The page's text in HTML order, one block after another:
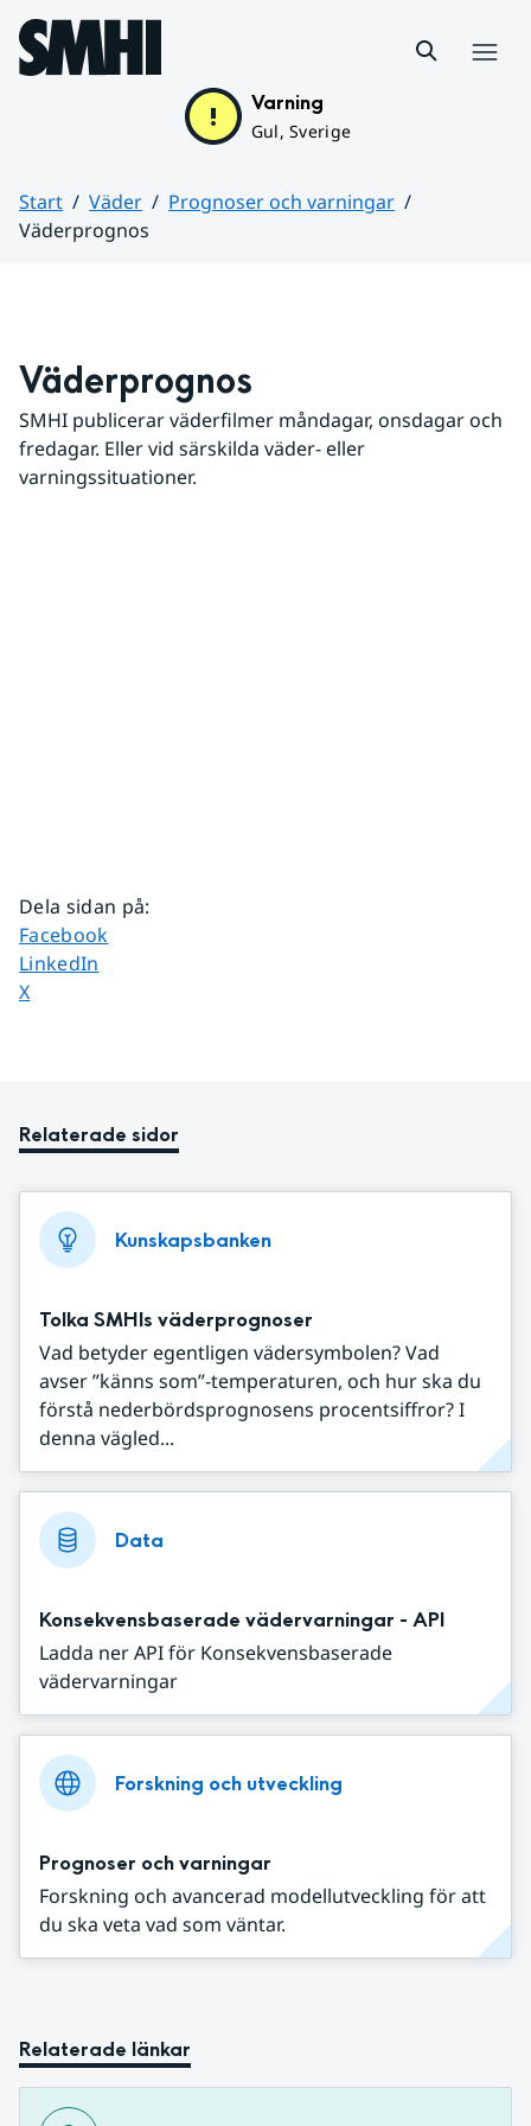
Hoppa till sidans innehåll
Varning
Gul, Sverige
Start Väder
Prognoser och varningar
Väderprognos
Väderprognos
SMHI publicerar väderfilmer måndagar, onsdagar och
fredagar. Eller vid särskilda väder- eller
varningssituationer.
Dela sidan på:
Dela sidan på
Facebook
Dela sidan på
LinkedIn
Dela sidan på
X
Relaterade sidor
Kunskapsbanken
Tolka SMHIs väderprognoser
Vad betyder egentligen vädersymbolen? Vad
avser ”känns som”-temperaturen, och hur ska du
förstå nederbördsprognosens procentsiffror? I
denna vägled...
Data
Konsekvensbaserade vädervarningar - API
Ladda ner API för Konsekvensbaserade
vädervarningar
Forskning och utveckling
Prognoser och varningar
Forskning och avancerad modellutveckling för att
du ska veta vad som väntar.
Relaterade länkar